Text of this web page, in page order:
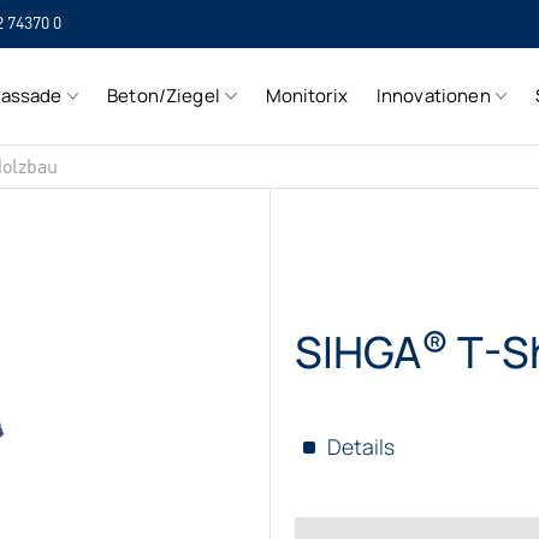
74370 0
Beton/Ziegel Monitorix Innovationen
SIHGA®T-
Details